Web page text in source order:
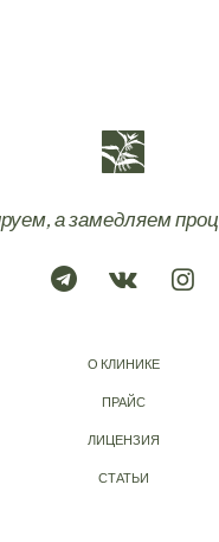
а замедляем
О КЛИНИКЕ
ПРАЙС
ЛИЦЕНЗИЯ
СТАТЬИ